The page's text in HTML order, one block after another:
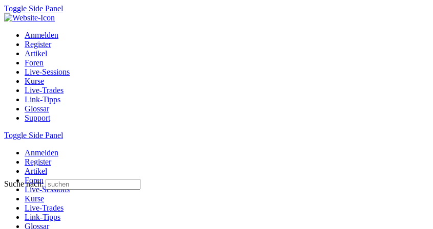
Toggle Side Panel
Anmelden
Register
Artikel
Foren
Live-Sessions
Kurse
Live-Trades
Link-Tipps
Glossar
Support
Toggle Side Panel
Anmelden
Register
Artikel
Foren
Live-Sessions
Kurse
Live-Trades
Link-Tipps
Glossar
Suche nach: